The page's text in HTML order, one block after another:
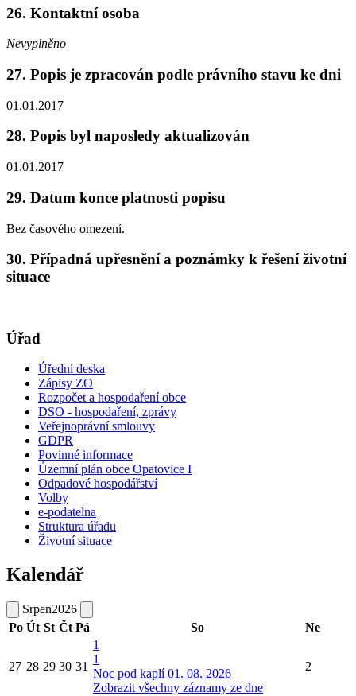
26. Kontaktní osoba
Nevyplněno
27. Popis je zpracován podle právního stavu ke dni
01.01.2017
28. Popis byl naposledy aktualizován
01.01.2017
29. Datum konce platnosti popisu
Bez časového omezení.
30. Případná upřesnění a poznámky k řešení životní
situace
Úřad
Úřední deska
Zápisy ZO
Rozpočet a hospodaření obce
DSO - hospodaření, zprávy
Veřejnoprávní smlouvy
GDPR
Povinné informace
Územní plán obce Opatovice I
Odpadové hospodářství
Volby
e-podatelna
Struktura úřadu
Životní situace
Kalendář
Srpen2026
Po Út St Čt Pá So Ne
27 28 29 30 31
1
1
Noc pod kaplí 01. 08. 2026
Zobrazit všechny záznamy ze dne
2